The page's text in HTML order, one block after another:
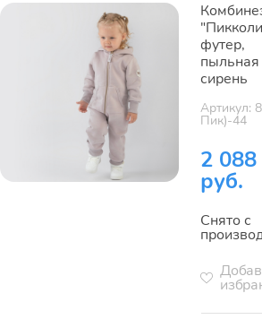
футер,
пыльная
сирень
Артикул:
Пик)-44
2 088
руб.
Снято с